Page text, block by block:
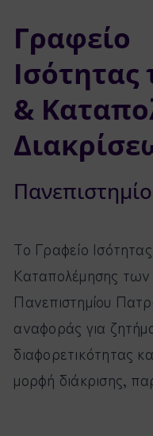
Γραφείο
&
Το Γραφείο
Καταπολέμησης των
Πανεπιστημίου
αναφοράς για
διαφορετικότητας
μορφή διάκρισης,